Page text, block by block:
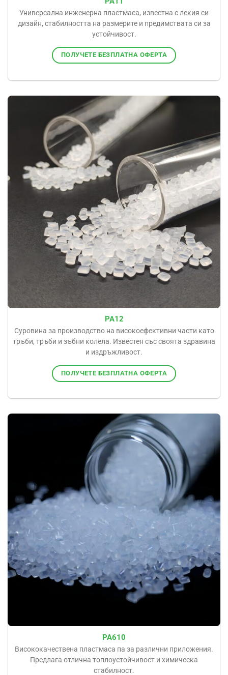
Универсална инженерна пластмаса, известна с лекия си
дизайн, стабилността на размерите и предимствата си за
устойчивост.
ПОЛУЧЕТЕ БЕЗПЛАТНА ОФЕРТА
PA12
Суровина за производство на високоефективни части като
тръби, тръби и зъбни колела. Известен със своята здравина
и издръжливост.
ПОЛУЧЕТЕ БЕЗПЛАТНА ОФЕРТА
PA610
Висококачествена пластмаса па за различни приложения.
Предлага отлична топлоустойчивост и химическа
стабилност.